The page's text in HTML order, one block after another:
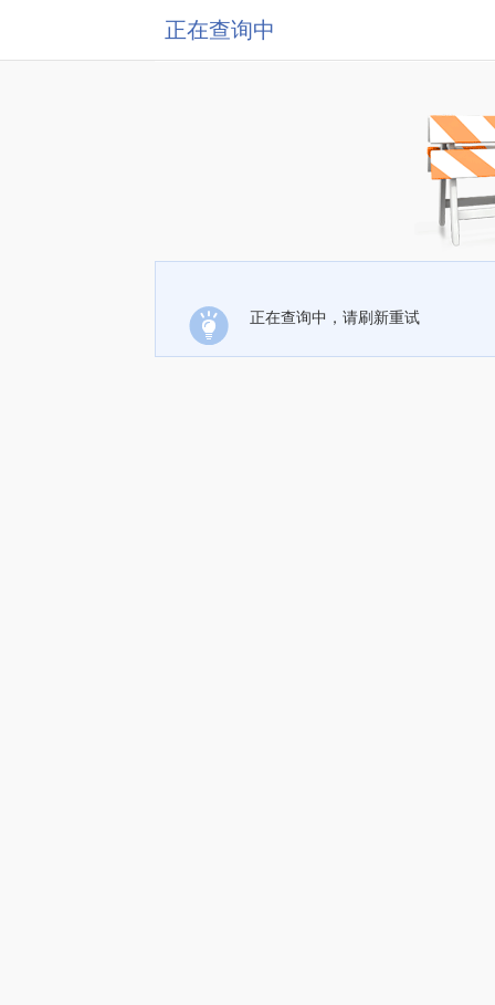
正在查询中
正在查询中，请刷新重试